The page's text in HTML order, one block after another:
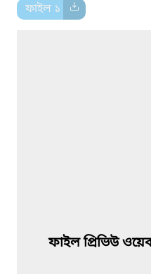
ফাইল ১
ফাইল প্রিভিউ